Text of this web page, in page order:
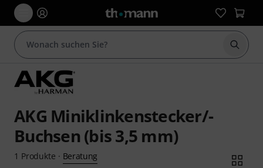
Suche
AKG Miniklinkenstecker/-
Buchsen (bis 3,5 mm)
1 Produkte · Beratung